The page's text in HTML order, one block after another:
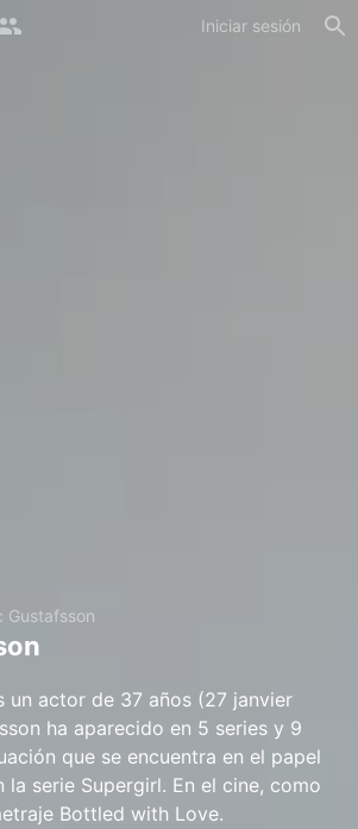
Iniciar sesión
Gustafsson
un actor de 37 años (27 janvier
ha aparecido en 5 series y 9
que se encuentra en el papel
la serie Supergirl. En el cine, como
Bottled with Love.